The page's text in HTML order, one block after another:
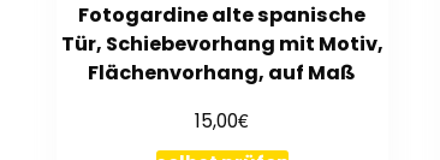
Fotogardine alte spanische
Tür, Schiebevorhang mit Motiv,
Flächenvorhang, auf Maß
15,00€